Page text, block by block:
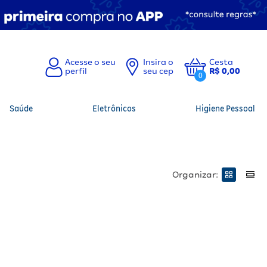
Insira o
seu cep
0
Cesta
R$ 0,00
Saúde Eletrônicos Higiene Pessoal
Organizar: